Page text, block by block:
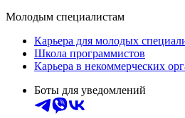
Молодым специалистам
Карьера для молодых
Школа программистов
Карьера в некоммерческих
Боты для уведомлений